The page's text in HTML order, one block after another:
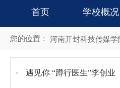
首页 学校概况
您的位置： 河南开封科技传媒学
遇见你 “蹲行医生”李创业